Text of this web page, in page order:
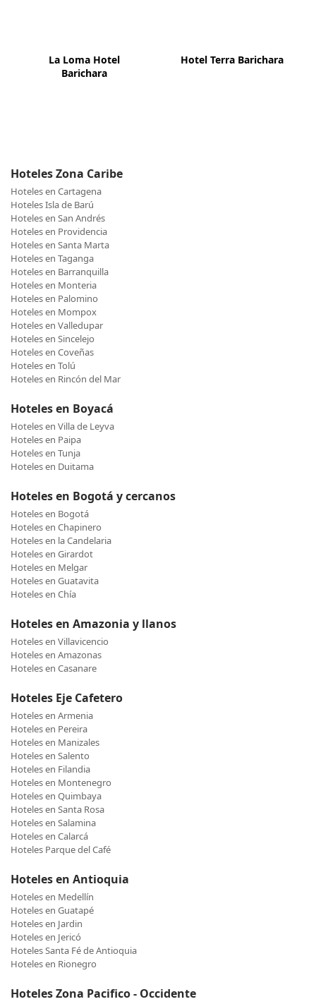
La Loma Hotel
Barichara
Hotel Terra Barichara
Hoteles Zona Caribe
Hoteles en Cartagena
Hoteles Isla de Barú
Hoteles en San Andrés
Hoteles en Providencia
Hoteles en Santa Marta
Hoteles en Taganga
Hoteles en Barranquilla
Hoteles en Monteria
Hoteles en Palomino
Hoteles en Mompox
Hoteles en Valledupar
Hoteles en Sincelejo
Hoteles en Coveñas
Hoteles en Tolú
Hoteles en Rincón del Mar
Hoteles en Boyacá
Hoteles en Villa de Leyva
Hoteles en Paipa
Hoteles en Tunja
Hoteles en Duitama
Hoteles en Bogotá y cercanos
Hoteles en Bogotá
Hoteles en Chapinero
Hoteles en la Candelaria
Hoteles en Girardot
Hoteles en Melgar
Hoteles en Guatavita
Hoteles en Chía
Hoteles en Amazonia y llanos
Hoteles en Villavicencio
Hoteles en Amazonas
Hoteles en Casanare
Hoteles Eje Cafetero
Hoteles en Armenia
Hoteles en Pereira
Hoteles en Manizales
Hoteles en Salento
Hoteles en Filandia
Hoteles en Montenegro
Hoteles en Quimbaya
Hoteles en Santa Rosa
Hoteles en Salamina
Hoteles en Calarcá
Hoteles Parque del Café
Hoteles en Antioquia
Hoteles en Medellín
Hoteles en Guatapé
Hoteles en Jardin
Hoteles en Jericó
Hoteles Santa Fé de Antioquia
Hoteles en Rionegro
Hoteles Zona Pacifico - Occidente